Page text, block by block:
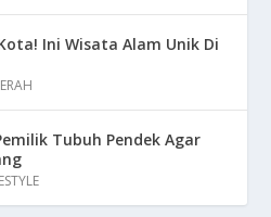
Ini Wisata Alam Unik Di
Tubuh Pendek Agar